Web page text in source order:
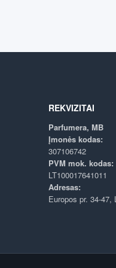
REKVIZITAI
Parfumera, MB
Įmonės kodas:
307106742
PVM mok. kodas:
LT100017641011
Adresas:
Europos pr. 34-47,